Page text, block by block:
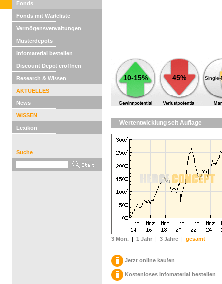
Fonds
Fonds mit Warteliste
Vermögensverwaltungen
Musterdepots
Infomaterial bestellen
Discount Depot eröffnen
Research & Wissen
AKTUELLES
News
WISSEN
Lexikon
Suche
10-15% 45% Single-
Wertentwicklung seit Auflage
3 Mon. | 1 Jahr | 3 Jahre | gesamt
Jetzt online kaufen
Kostenloses Infomaterial bestellen